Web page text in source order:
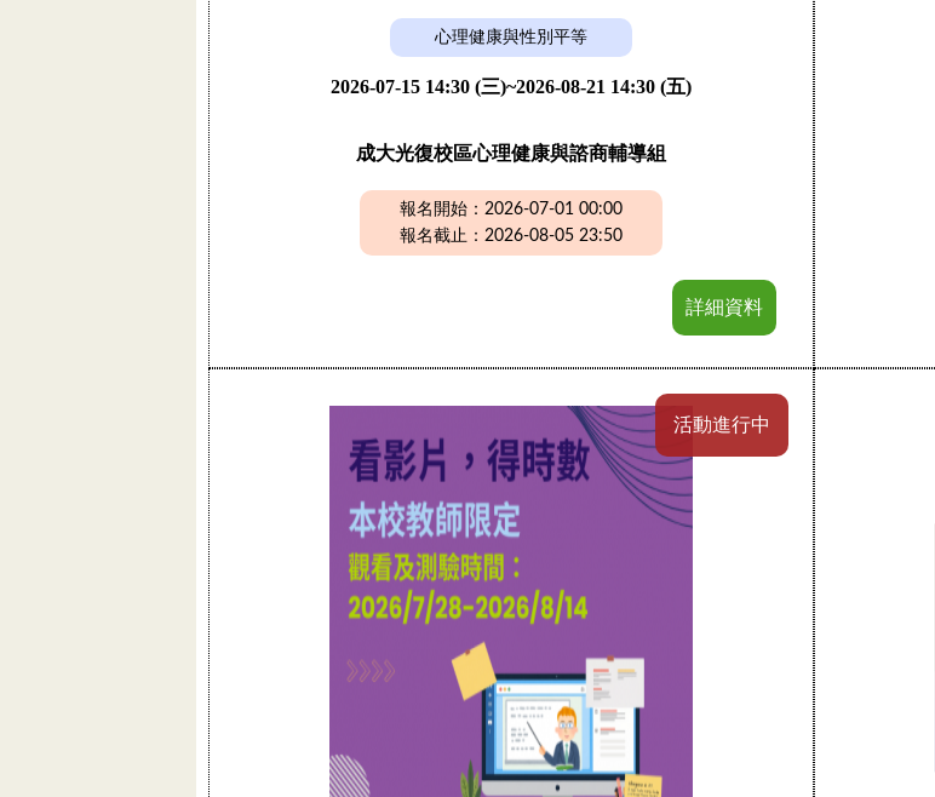
心理健康與性別平等
2026-07-15 14:30 (三)~2026-08-21 14:30 (五)
成大光復校區心理健康與諮商輔導組
報名開始：2026-07-01 00:00
報名截止：2026-08-05 23:50
詳細資料
活動進行中